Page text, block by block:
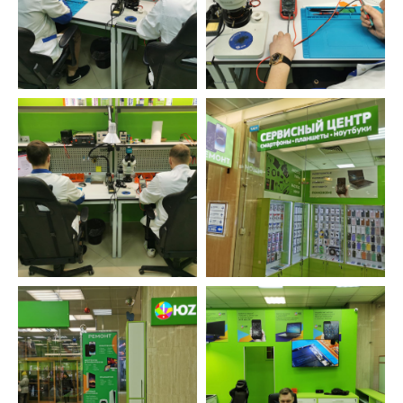
Не переезжаем, не пропадаем. Находим
решения, даже в самых тяжелых ситуациях.
Бесплатно исправляем ошибки, возникшие
по нашей вине.
Ответственность
Оставьте заявку и мы перезвоним вам в
ближайшее рабочее время
ОСТАВИТЬ ЗАЯВКУ